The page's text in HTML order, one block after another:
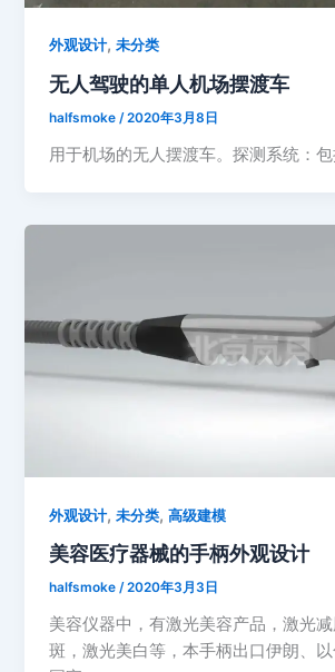
外观设计,未分类
无人驾驶的单人机场摆渡车
halfsmoke/2020年3月8日
用于机场的无人摆渡车。探测系统：
外观设计,未分类,高级建模
美容医疗器械的手柄外观设计
halfsmoke/2020年3月3日
美容仪器中，有激光美容产品，激光
斑，激光美白等，本手柄出口伊朗、